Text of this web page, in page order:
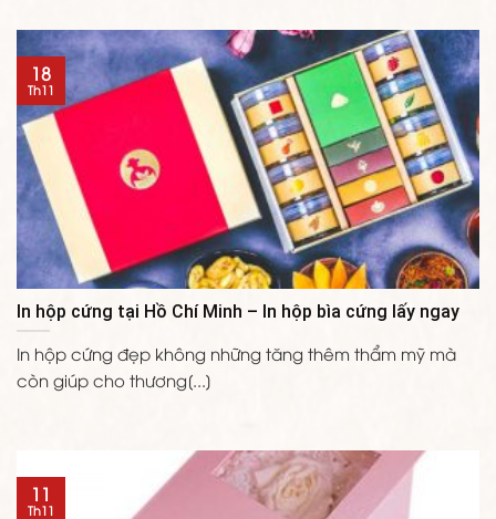
In hộp cứng tại Hồ Chí Minh – In hộp bìa cứng lấy ngay
In hộp cứng đẹp không những tăng thêm thẩm mỹ mà
còn giúp cho thương[...]
18
Th11
11
Th11